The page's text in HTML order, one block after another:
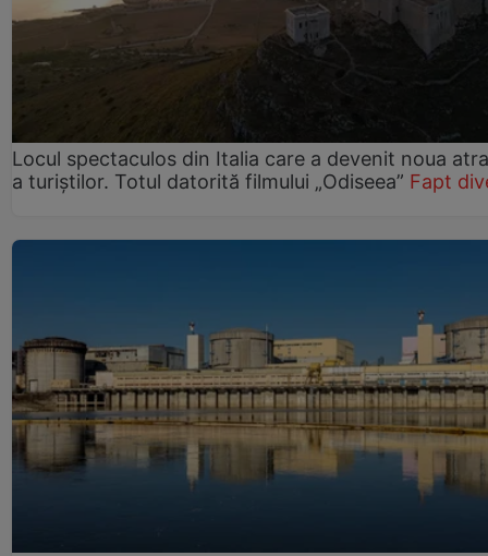
Locul spectaculos din Italia care a devenit noua
a turiștilor. Totul datorită filmului „Odiseea” Fapt